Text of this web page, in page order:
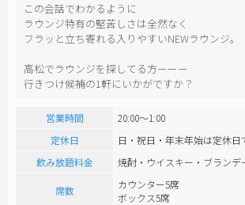
この会話でわかるように
ラウンジ特有の堅苦しさは全然なく
フラッと立ち寄れる入りやすいNEWラウンジ。
高松でラウンジを探してる方ーーー
行きつけ候補の1軒にいかがですか？
営業時間
20:00～1:00
定休日
日・祝日・年末年始は定休日
飲み放題料金
焼酎・ウイスキー・ブランデ
席数
カウンター5席
ボックス5席